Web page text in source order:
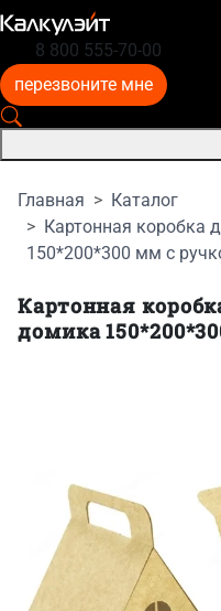
8 800 555-70-00
перезвоните мне
Главная
Каталог
Картонная коробка
150*200*300 мм с
Картонная
домика